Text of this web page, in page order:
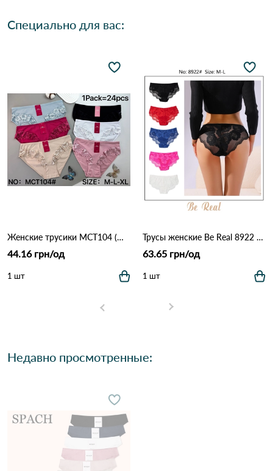
Специально для вас:
Женские трусики MCT104 (M–XL) 12B Разные цвета
44.16 грн/од
1 шт
Трусы женские Be Real 8922 3C Различные цвета
63.65 грн/од
1 шт
Недавно просмотренные: